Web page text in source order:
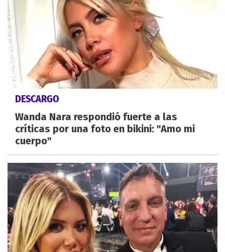
DESCARGO
Wanda Nara respondió fuerte a las
críticas por una foto en bikini: "Amo mi
cuerpo"